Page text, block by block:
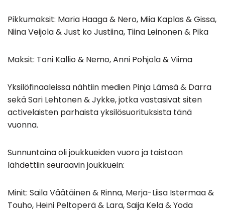
Pikkumaksit: Maria Haaga & Nero, Miia Kaplas & Gissa,
Niina Veijola & Just ko Justiina, Tiina Leinonen & Pika
Maksit: Toni Kallio & Nemo, Anni Pohjola & Viima
Yksilöfinaaleissa nähtiin medien Pinja Lämsä & Darra
sekä Sari Lehtonen & Jykke, jotka vastasivat siten
activelaisten parhaista yksilösuorituksista tänä
vuonna.
Sunnuntaina oli joukkueiden vuoro ja taistoon
lähdettiin seuraavin joukkuein:
Minit: Saila Väätäinen & Rinna, Merja-Liisa Istermaa &
Touho, Heini Peltoperä & Lara, Saija Kela & Yoda